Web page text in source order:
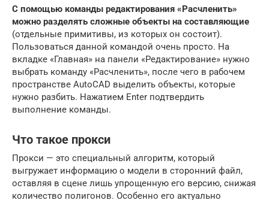
С помощью команды редактирования «Расчленить»
можно разделять сложные объекты на составляющие
(отдельные примитивы, из которых он состоит).
Пользоваться данной командой очень просто. На
вкладке «Главная» на панели «Редактирование» нужно
выбрать команду «Расчленить», после чего в рабочем
пространстве AutoCAD выделить объекты, которые
нужно разбить. Нажатием Enter подтвердить
выполнение команды.
Что такое прокси
Прокси — это специальный алгоритм, который
выгружает информацию о модели в сторонний файл,
оставляя в сцене лишь упрощенную его версию, снижая
количество полигонов. Особенно его актуально